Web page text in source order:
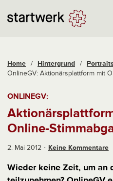
Home / Hintergrund /
OnlineGV: Aktionärsplattform mit
ONLINEGV:
Online-
2. Mai 2012 Keine Kommentare
Wieder keine Zeit, um an